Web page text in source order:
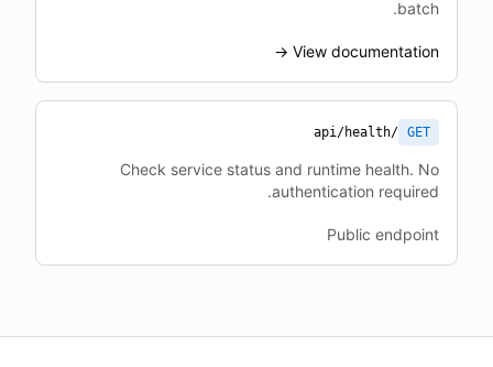
batch.
View documentation →
GET
/api/health
Check service status and runtime health. No
authentication required.
Public endpoint